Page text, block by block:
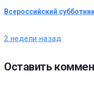
Всероссийский
2 недели назад
Оставить